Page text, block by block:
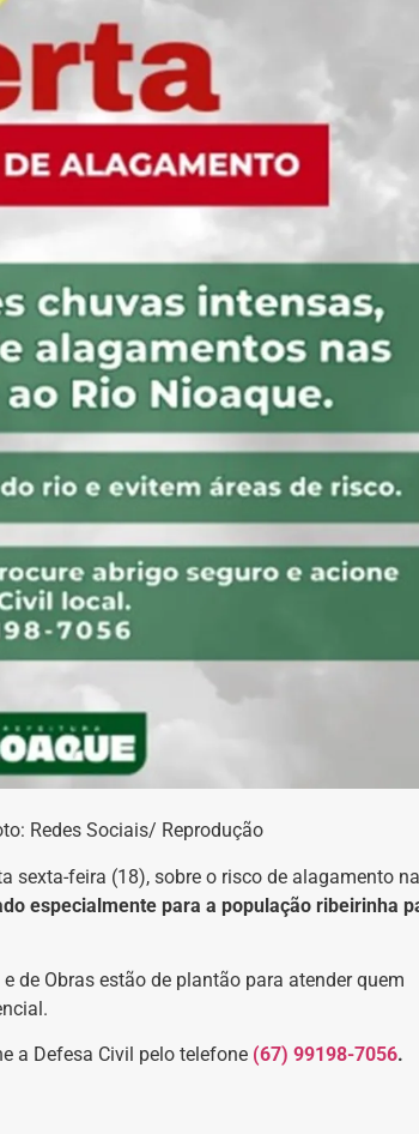
Redes Sociais/ Reprodução
sexta-feira (18), sobre o risco de alagamento
especialmente para a população ribeirinha
de Obras estão de plantão para atender quem
a Defesa Civil pelo telefone (67) 99198-7056.